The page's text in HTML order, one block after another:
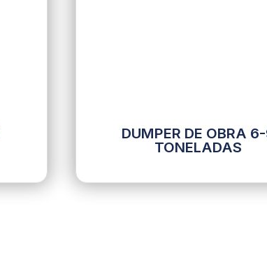
DUMPER DE OBRA
TONELADAS